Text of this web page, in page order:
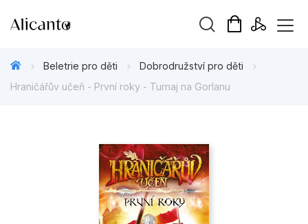
Připravujeme
Beletrie pro děti
Dobrodružství pro děti
Hraničářův učeň - První roky - Turnaj na Gorlanu